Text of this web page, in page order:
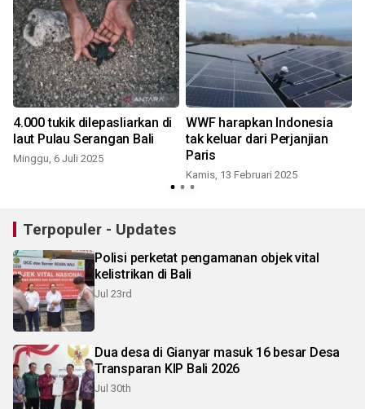
4.000 tukik dilepasliarkan di
laut Pulau Serangan Bali
Minggu, 6 Juli 2025
WWF harapkan Indonesia
tak keluar dari Perjanjian
Paris
Kamis, 13 Februari 2025
Terpopuler - Updates
Polisi perketat pengamanan objek vital
kelistrikan di Bali
Jul 23rd
Dua desa di Gianyar masuk 16 besar Desa
Transparan KIP Bali 2026
Jul 30th